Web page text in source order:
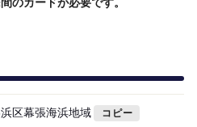
区幕張海浜地域 コピー